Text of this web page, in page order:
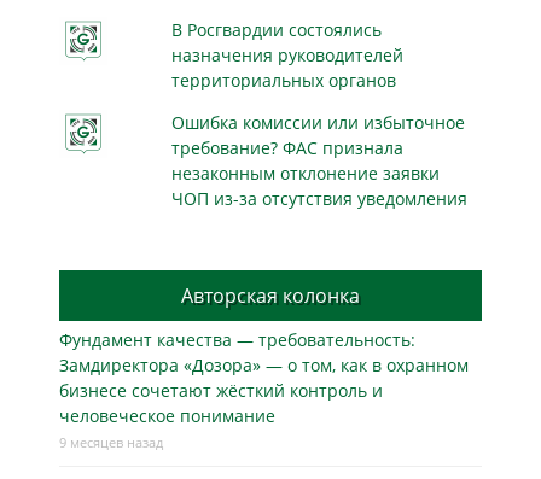
В Росгвардии состоялись
назначения руководителей
территориальных органов
Ошибка комиссии или избыточное
требование? ФАС признала
незаконным отклонение заявки
ЧОП из-за отсутствия уведомления
Авторская колонка
Фундамент качества — требовательность:
Замдиректора «Дозора» — о том, как в охранном
бизнесe сочетают жёсткий контроль и
человеческое понимание
9 месяцев назад